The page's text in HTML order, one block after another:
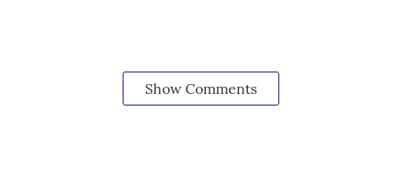
Show Comments